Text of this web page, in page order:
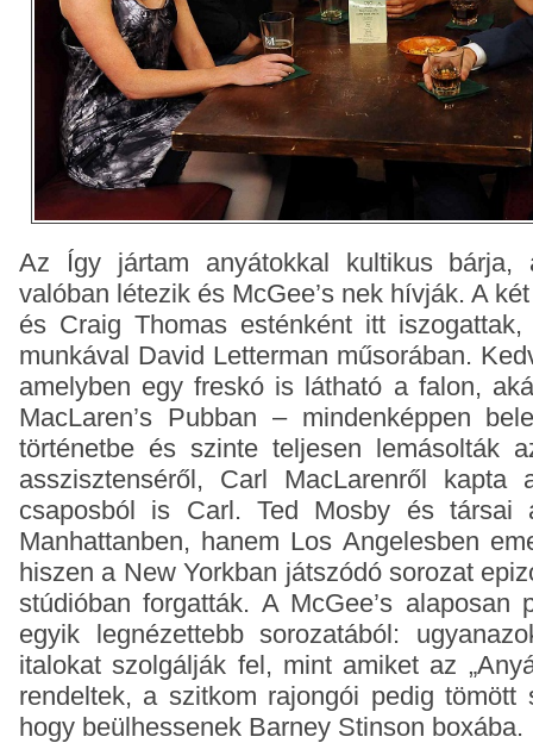
Az Így jártam anyátokkal kultikus bárja,
valóban létezik és McGee’s nek hívják. A
és Craig Thomas esténként itt
munkával David Letterman műsorában.
amelyben egy freskó is látható a falon,
MacLaren’s Pubban – mindenképpen
történetbe és szinte teljesen lemásolták
asszisztenséről, Carl MacLarenről
csaposból is Carl. Ted Mosby és társai
Manhattanben, hanem Los Angelesben
hiszen a New Yorkban játszódó sorozat
stúdióban forgatták. A McGee’s alaposan
egyik legnézettebb sorozatából:
italokat szolgálják fel, mint amiket az
rendeltek, a szitkom rajongói pedig tömött
hogy beülhessenek Barney Stinson boxába.